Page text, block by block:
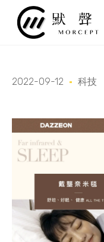
2022-09-12 科技